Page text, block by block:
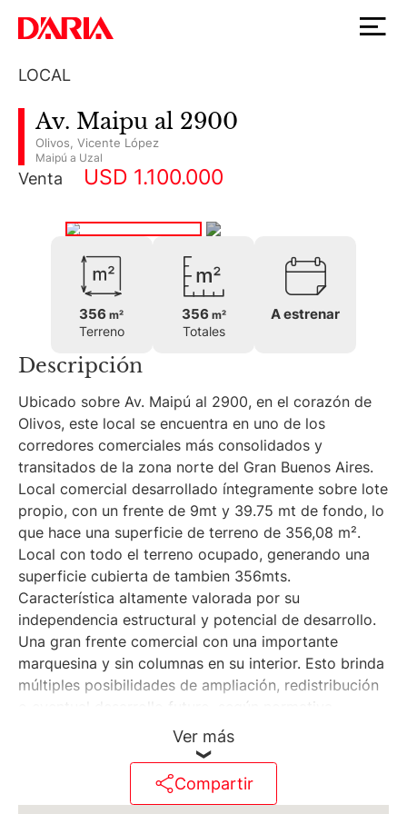
LOCAL
Av. Maipu al 2900
Olivos Vicente López
Maipú a Uzal
Venta USD 1.100.000
356m²
Terreno
356 m²
Totales
A estrenar
Descripción
Ubicado sobre Av. Maipú al 2900, en el corazón de
Olivos, este local se encuentra en uno de los
corredores comerciales más consolidados y
transitados de la zona norte del Gran Buenos Aires.
Local comercial desarrollado íntegramente sobre lote
propio, con un frente de 9mt y 39.75 mt de fondo, lo
que hace una superficie de terreno de 356,08 m².
Local con todo el terreno ocupado, generando una
superficie cubierta de tambien 356mts.
Característica altamente valorada por su
independencia estructural y potencial de desarrollo.
Una gran frente comercial con una importante
marquesina y sin columnas en su interior. Esto brinda
múltiples posibilidades de ampliación, redistribución
o eventual desarrollo futuro, según normativa
La propiedad ofrece estructura sólida y versátil, apta
para diversos destinos comerciales o profesionales.
Su condición de lote propio permite libertad
Ver más
Compartir